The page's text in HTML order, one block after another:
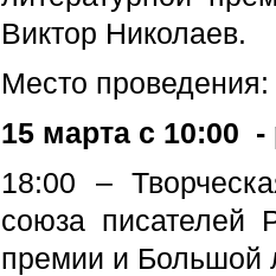
Виктор Николаев.
Место
15 марта с 10:00 -
18:00 –
союза писателей
премии и Большой